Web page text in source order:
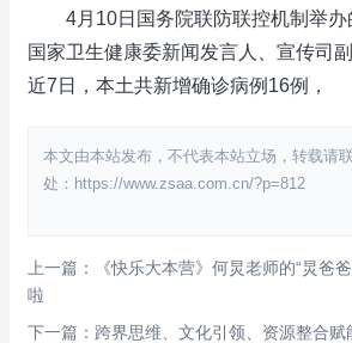
4月10日国务院联防联控机制举办
国家卫生健康委新闻发言人、宣传司
近7日，本土共新增确诊病例16例，
本文由本站发布，不代表本站立场，转载请
处：https://www.zsaa.com.cn/?p=812
上一篇：《快乐大本营》何炅老师的“炅爸
啦
下一篇：跨界思维、文化引领、资源整合赋